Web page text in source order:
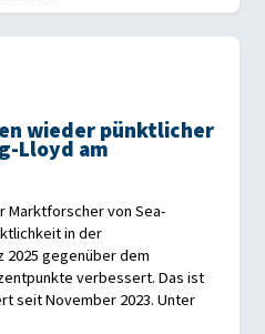
wieder pünktlicher
Lloyd am
Marktforscher von Sea-
in der
2025 gegenüber dem
verbessert. Das ist
seit November 2023. Unter